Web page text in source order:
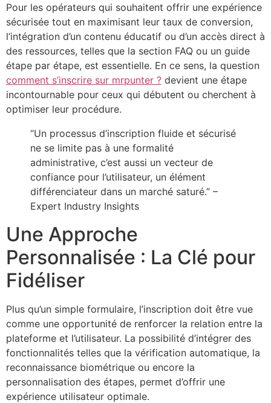
Pour les opérateurs qui souhaitent offrir une expérience
sécurisée tout en maximisant leur taux de conversion,
l’intégration d’un contenu éducatif ou d’un accès direct à
des ressources, telles que la section FAQ ou un guide
étape par étape, est essentielle. En ce sens, la question
comment s’inscrire sur mrpunter ? devient une étape
incontournable pour ceux qui débutent ou cherchent à
optimiser leur procédure.
“Un processus d’inscription fluide et sécurisé
ne se limite pas à une formalité
administrative, c’est aussi un vecteur de
confiance pour l’utilisateur, un élément
différenciateur dans un marché saturé.” –
Expert Industry Insights
Une Approche
Personnalisée : La Clé pour
Fidéliser
Plus qu’un simple formulaire, l’inscription doit être vue
comme une opportunité de renforcer la relation entre la
plateforme et l’utilisateur. La possibilité d’intégrer des
fonctionnalités telles que la vérification automatique, la
reconnaissance biométrique ou encore la
personnalisation des étapes, permet d’offrir une
expérience utilisateur optimale.